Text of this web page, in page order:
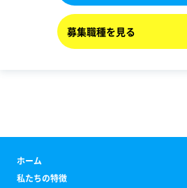
募集職種を見る
ホーム
私たちの特徴